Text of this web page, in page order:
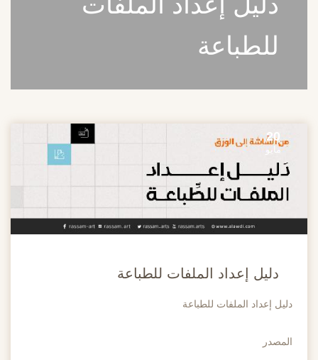
للطباعة
20
مايو
دليل إعداد الملفات للطباعة
دليل إعداد الملفات للطباعة
المصدر